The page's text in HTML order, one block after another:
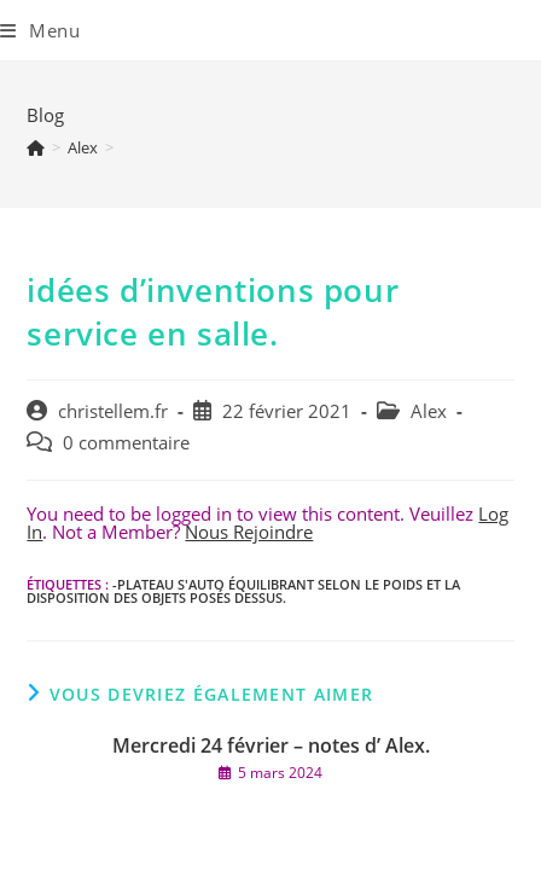
to
content
Menu
Blog
> Alex >
idées d’inventions pour
service en salle.
Auteur/autrice
de
christellem.fr
Publication
22 février 2021
Post Alex
Commentaires
publication :
0 commentaire
You need to be logged in to view this content. Veuillez Log
In. Not a Member?Nous Rejoindre
ÉTIQUETTES :-PLATEAU S'AUTO ÉQUILIBRANT SELON LE POIDS ET LA
DISPOSITION DES OBJETS POSÉS DESSUS.
VOUS DEVRIEZ ÉGALEMENT AIMER
Mercredi 24 février – notes d’ Alex.
5 mars 2024